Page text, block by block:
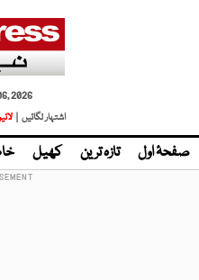
2026
اشتہار لگائیں |
صفحۂ اول تازہ ترین کھیل